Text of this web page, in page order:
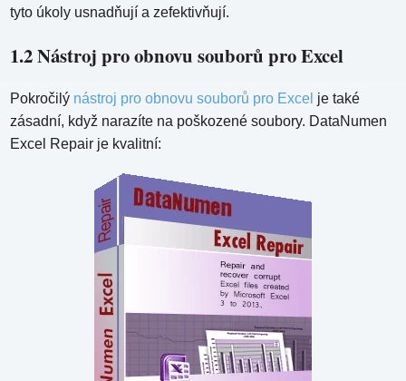
tyto úkoly usnadňují a zefektivňují.
1.2 Nástroj pro obnovu souborů pro Excel
Pokročilý nástroj pro obnovu souborů pro Excel je také
zásadní, když narazíte na poškozené soubory. DataNumen
Excel Repair je kvalitní: